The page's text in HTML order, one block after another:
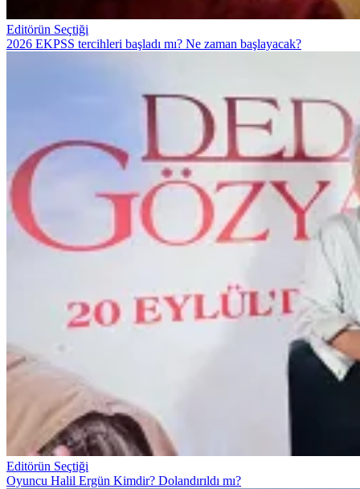
Editörün Seçtiği
2026 EKPSS tercihleri başladı mı? Ne zaman başlayacak?
Editörün Seçtiği
Oyuncu Halil Ergün Kimdir? Dolandırıldı mı?